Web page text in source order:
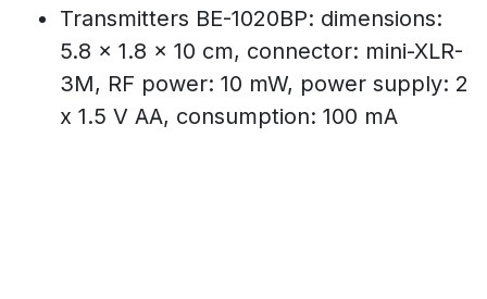
Transmitters BE-1020BP: dimensions:
5.8 x 1.8 x 10 cm, connector: mini-XLR-
3M, RF power: 10 mW, power supply: 2
x 1.5 V AA, consumption: 100 mA